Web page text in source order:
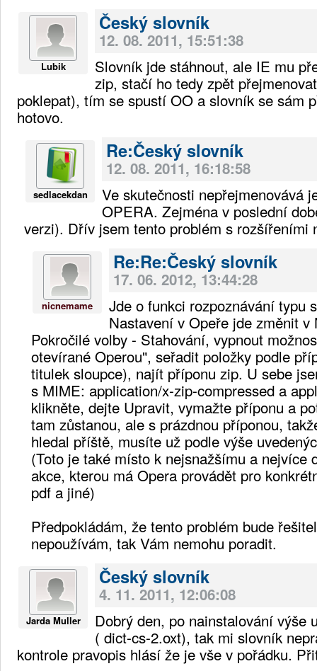
Lubik
Český slovník
12. 08. 2011, 15:51:38
Slovník jde stáhnout, ale IE mu
zip, stačí ho tedy zpět
poklepat), tím se spustí OO a slovník se sám
hotovo.
sedlacekdan
Re:Český slovník
12. 08. 2011, 16:18:58
Ve skutečnosti nepřejmenovává
OPERA. Zejména v poslední
verzi). Dřív jsem tento problém s rozšířeními
nicnemame
Re:Re:Český slovník
17. 06. 2012, 13:44:28
Jde o funkci rozpoznávání typu
Nastavení v Opeře jde změnit
Pokročilé volby - Stahování, vypnout
otevírané Operou", seřadit položky podle
titulek sloupce), najít příponu zip. U sebe
s MIME: application/x-zip-compressed a
klikněte, dejte Upravit, vymažte příponu a
tam zůstanou, ale s prázdnou příponou,
hledal příště, musíte už podle výše
(Toto je také místo k nejsnažšímu a nejvíce
akce, kterou má Opera provádět pro
pdf a jiné)
Předpokládám, že tento problém bude
nepoužívám, tak Vám nemohu poradit.
Jarda Muller
Český slovník
4. 11. 2011, 12:06:08
Dobrý den, po nainstalování výše
( dict-cs-2.oxt), tak mi slovník
kontrole pravopis hlásí že je vše v pořádku.